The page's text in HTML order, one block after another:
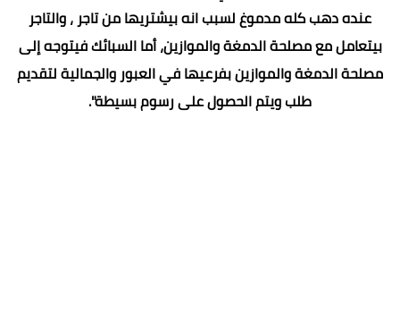
عنده دهب كله مدموغ لسبب انه بيشتريها من تاجر ، والتاجر
بيتعامل مع مصلحة الدمغة والموازين، أما السبائك فيتوجه إلى
مصلحة الدمغة والموازين بفرعيها في العبور والجمالية لتقديم
طلب ويتم الحصول على رسوم بسيطة".